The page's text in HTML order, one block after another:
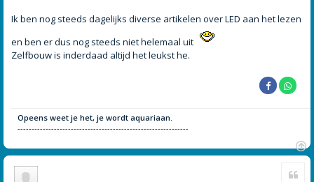
t
Ik ben nog steeds dagelijks diverse artikelen over LED aan het lezen
en ben er dus nog steeds niet helemaal uit
Zelfbouw is inderdaad altijd het leukst he.
Opeens weet je het, je wordt aquariaan.
-------------------------------------------------------------
O